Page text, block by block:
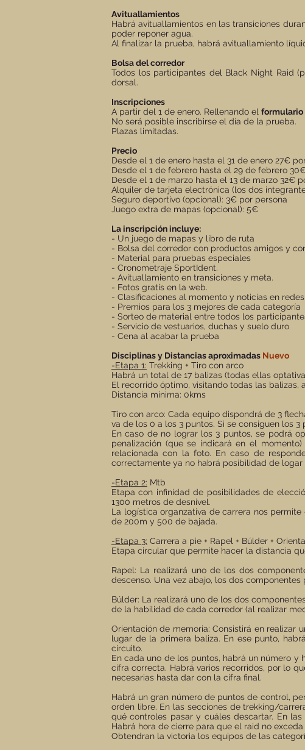
Avituallamientos
Habrá avituallamientos en las transiciones
poder reponer agua.
Al finalizar la prueba, habrá avituallamiento
Bolsa del corredor
Todos los participantes del Black Night Raid
dorsal.
Inscripciones
A partir del 1 de enero. Rellenando el formulario
No será posible inscribirse el día de la prueba.
Plazas limitadas.
Precio
Desde el 1 de enero hasta el 31 de enero 27€
Desde el 1 de febrero hasta el 29 de febrero
Desde el 1 de marzo hasta el 13 de marzo 32€
Alquiler de tarjeta electrónica (los dos
Seguro deportivo (opcional): 3€ por persona
Juego extra de mapas (opcional): 5€
La inscripción incluye:
- Un juego de mapas y libro de ruta
- Bolsa del corredor con productos amigos y
- Material para pruebas especiales
- Cronometraje SportIdent.
- Avituallamiento en transiciones y meta.
- Fotos gratis en la web.
- Clasificaciones al momento y noticias en
- Premios para los 3 mejores de cada categoría
- Sorteo de material entre todos los
- Servicio de vestuarios, duchas y suelo duro
- Cena al acabar la prueba
Disciplinas y Distancias aproximadas Nuevo
-Etapa 1: Trekking + Tiro con arco
Habrá un total de 17 balizas (todas ellas
El recorrido óptimo, visitando todas las balizas,
Distancia mínima: 0kms
Tiro con arco: Cada equipo dispondrá de 3
va de los 0 a los 3 puntos. Si se consiguen los
En caso de no lograr los 3 puntos, se podrá
penalización (que se indicará en el
relacionada con la foto. En caso de
correctamente ya no habrá posibilidad de logar
-Etapa 2: Mtb
Etapa con infinidad de posibilidades de
1300 metros de desnivel.
La logística organzativa de carrera nos
de 200m y 500 de bajada.
-Etapa 3: Carrera a pie + Rapel + Búlder +
Etapa circular que permite hacer la distancia
Rapel: La realizará uno de los dos
descenso. Una vez abajo, los dos
Búlder: La realizará uno de los dos
de la habilidad de cada corredor (al realizar
Orientación de memoria: Consistirá en realizar
lugar de la primera baliza. En ese punto,
circuito.
En cada uno de los puntos, habrá un número
cifra correcta. Habrá varios recorridos, por lo
necesarias hasta dar con la cifra final.
Habrá un gran número de puntos de control,
orden libre. En las secciones de trekking/
qué controles pasar y cuáles descartar. En
Habrá hora de cierre para que el raid no exceda
Obtendran la victoria los equipos de las